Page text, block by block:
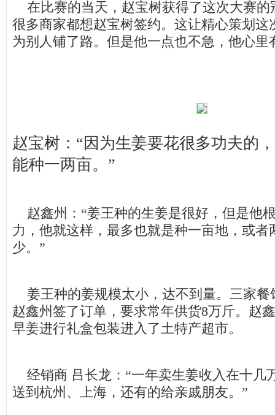
在比赛的当天，赵宝树获得了这次大赛的
很多商家都想赵宝树签约。这让精心策划这
为别人铺了路。但是他一点也不急，他心里
赵宝树：“因为生姜要花很多功夫的
能种一两亩。”
赵鑫州：“姜王种的生姜是很好，但是他
力，他就这样，最多也就是种一亩地，或者
少。”
姜王种的姜规模太小，达不到量。三家餐
赵鑫州签了订单，要求常年供货8万斤。赵
早姜进行礼盒包装进入了土特产超市。
经销商 吕长龙：“一年卖生姜收入在十几
送到杭州、上海，还有的给亲戚朋友。”